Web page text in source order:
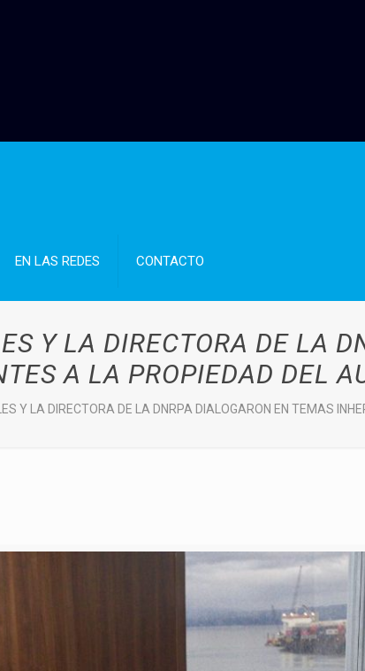
EN LAS REDES CONTACTO
Y LA DIRECTORA DE LA
A LA PROPIEDAD DEL
Y LA DIRECTORA DE LA DNRPA DIALOGARON EN TEMAS